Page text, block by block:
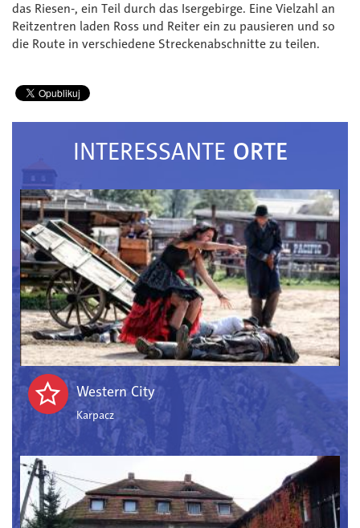
das Riesen-, ein Teil durch das Isergebirge. Eine Vielzahl an
Reitzentren laden Ross und Reiter ein zu pausieren und so
die Route in verschiedene Streckenabschnitte zu teilen.
INTERESSANTE ORTE
Western City
Karpacz